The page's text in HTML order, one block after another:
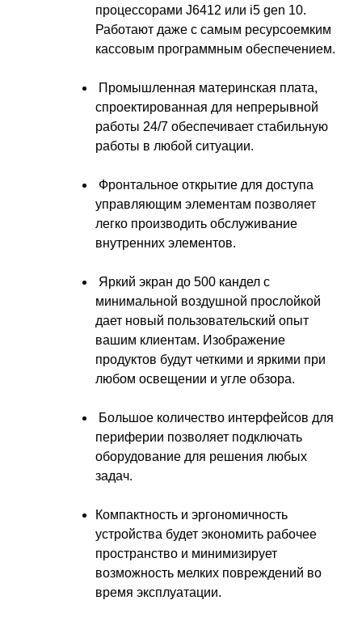
процессорами J6412 или i5 gen 10.
Работают даже с самым ресурсоемким
кассовым программным обеспечением.
Промышленная материнская плата,
спроектированная для непрерывной
работы 24/7 обеспечивает стабильную
работы в любой ситуации.
Фронтальное открытие для доступа
управляющим элементам позволяет
легко производить обслуживание
внутренних элементов.
Яркий экран до 500 кандел с
минимальной воздушной прослойкой
дает новый пользовательский опыт
вашим клиентам. Изображение
продуктов будут четкими и яркими при
любом освещении и угле обзора.
Большое количество интерфейсов для
периферии позволяет подключать
оборудование для решения любых
задач.
Компактность и эргономичность
устройства будет экономить рабочее
пространство и минимизирует
возможность мелких повреждений во
время эксплуатации.